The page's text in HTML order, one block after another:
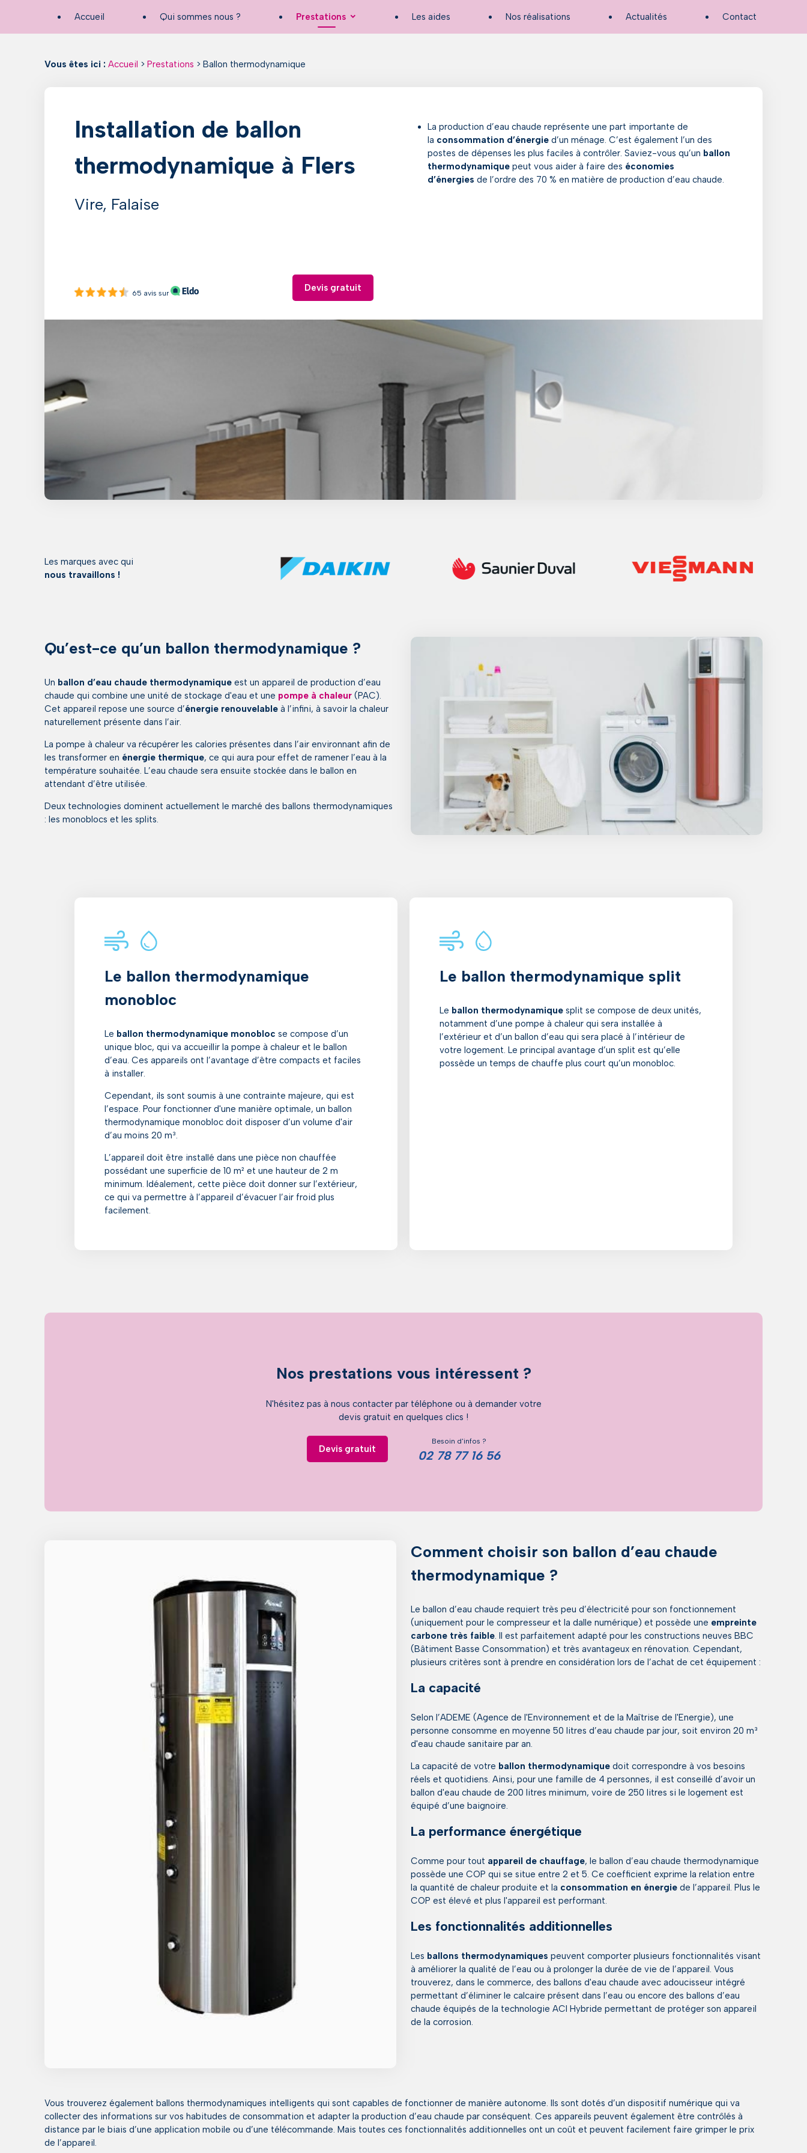
Accueil Qui sommes nous ? Prestations Les aides Nos réalisations Actualités Contact
Vous êtes ici : Accueil >Prestations > Ballon thermodynamique
Installation de ballon
thermodynamique à Flers
Vire, Falaise
La production d’eau chaude représente une part importante de
la consommation d’énergie d’un ménage. C’est également l’un des
postes de dépenses les plus faciles à contrôler. Saviez-vous qu’un ballon
thermodynamique peut vous aider à faire des économies
d’énergies de l’ordre des 70 % en matière de production d’eau chaude.
65 avis sur
Devis gratuit
Les marques avec qui
nous travaillons !
Qu’est-ce qu’un ballon thermodynamique ?
Un ballon d’eau chaude thermodynamique est un appareil de production d’eau
chaude qui combine une unité de stockage d'eau et une pompe à chaleur (PAC).
Cet appareil repose une source d’énergie renouvelable à l’infini, à savoir la chaleur
naturellement présente dans l’air.
La pompe à chaleur va récupérer les calories présentes dans l’air environnant afin de
les transformer en énergie thermique, ce qui aura pour effet de ramener l’eau à la
température souhaitée. L’eau chaude sera ensuite stockée dans le ballon en
attendant d’être utilisée.
Deux technologies dominent actuellement le marché des ballons thermodynamiques
: les monoblocs et les splits.
Le ballon thermodynamique
monobloc
Le ballon thermodynamique monobloc se compose d’un
unique bloc, qui va accueillir la pompe à chaleur et le ballon
d’eau. Ces appareils ont l’avantage d’être compacts et faciles
à installer.
Cependant, ils sont soumis à une contrainte majeure, qui est
l’espace. Pour fonctionner d'une manière optimale, un ballon
thermodynamique monobloc doit disposer d’un volume d'air
d’au moins 20 m³.
L’appareil doit être installé dans une pièce non chauffée
possédant une superficie de 10 m² et une hauteur de 2 m
minimum. Idéalement, cette pièce doit donner sur l’extérieur,
ce qui va permettre à l’appareil d’évacuer l’air froid plus
facilement.
Le ballon thermodynamique split
Le ballon thermodynamique split se compose de deux unités,
notamment d’une pompe à chaleur qui sera installée à
l’extérieur et d’un ballon d’eau qui sera placé à l’intérieur de
votre logement. Le principal avantage d’un split est qu’elle
possède un temps de chauffe plus court qu’un monobloc.
Nos prestations vous intéressent ?
N'hésitez pas à nous contacter par téléphone ou à demander votre
devis gratuit en quelques clics !
Devis gratuit
Besoin d'infos ?
02 78 77 16 56
Comment choisir son ballon d’eau chaude
thermodynamique ?
Le ballon d’eau chaude requiert très peu d’électricité pour son fonctionnement
(uniquement pour le compresseur et la dalle numérique) et possède une empreinte
carbone très faible. Il est parfaitement adapté pour les constructions neuves BBC
(Bâtiment Basse Consommation) et très avantageux en rénovation. Cependant,
plusieurs critères sont à prendre en considération lors de l’achat de cet équipement :
La capacité
Selon l’ADEME (Agence de l'Environnement et de la Maîtrise de l'Energie), une
personne consomme en moyenne 50 litres d’eau chaude par jour, soit environ 20 m³
d'eau chaude sanitaire par an.
La capacité de votre ballon thermodynamique doit correspondre à vos besoins
réels et quotidiens. Ainsi, pour une famille de 4 personnes, il est conseillé d’avoir un
ballon d'eau chaude de 200 litres minimum, voire de 250 litres si le logement est
équipé d’une baignoire.
La performance énergétique
Comme pour tout appareil de chauffage, le ballon d’eau chaude thermodynamique
possède une COP qui se situe entre 2 et 5. Ce coefficient exprime la relation entre
la quantité de chaleur produite et la consommation en énergie de l’appareil. Plus le
COP est élevé et plus l'appareil est performant.
Les fonctionnalités additionnelles
Les ballons thermodynamiques peuvent comporter plusieurs fonctionnalités visant
à améliorer la qualité de l’eau ou à prolonger la durée de vie de l’appareil. Vous
trouverez, dans le commerce, des ballons d'eau chaude avec adoucisseur intégré
permettant d’éliminer le calcaire présent dans l’eau ou encore des ballons d’eau
chaude équipés de la technologie ACI Hybride permettant de protéger son appareil
de la corrosion.
Vous trouverez également ballons thermodynamiques intelligents qui sont capables de fonctionner de manière autonome. Ils sont dotés d’un dispositif numérique qui va
collecter des informations sur vos habitudes de consommation et adapter la production d’eau chaude par conséquent. Ces appareils peuvent également être contrôlés à
distance par le biais d’une application mobile ou d’une télécommande. Mais toutes ces fonctionnalités additionnelles ont un coût et peuvent facilement faire grimper le prix
de l’appareil.